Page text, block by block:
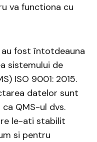
va functiona cu
fost întotdeauna
sistemului de
ISO 9001: 2015.
datelor sunt
QMS-ul dvs.
le-ati stabilit
si pentru